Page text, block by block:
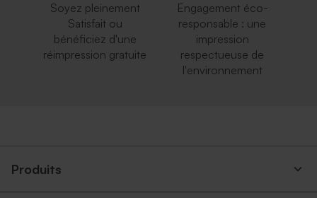
Soyez pleinement
Satisfait ou
bénéficiez d'une
réimpression gratuite
Engagement éco-
responsable : une
impression
respectueuse de
l'environnement
Produits